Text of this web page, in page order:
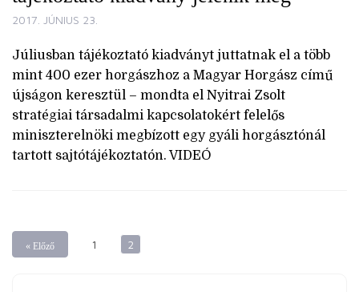
2017. JÚNIUS 23.
Júliusban tájékoztató kiadványt juttatnak el a több
mint 400 ezer horgászhoz a Magyar Horgász című
újságon keresztül – mondta el Nyitrai Zsolt
stratégiai társadalmi kapcsolatokért felelős
miniszterelnöki megbízott egy gyáli horgásztónál
tartott sajtótájékoztatón. VIDEÓ
« Előző 1 2